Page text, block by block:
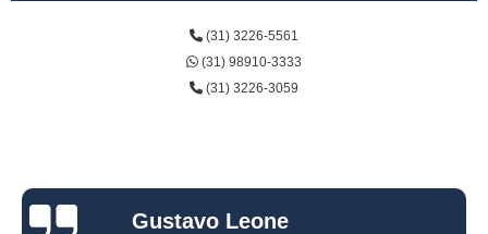
(31) 3226-5561
(31) 98910-3333
(31) 3226-3059
Gustavo Leone